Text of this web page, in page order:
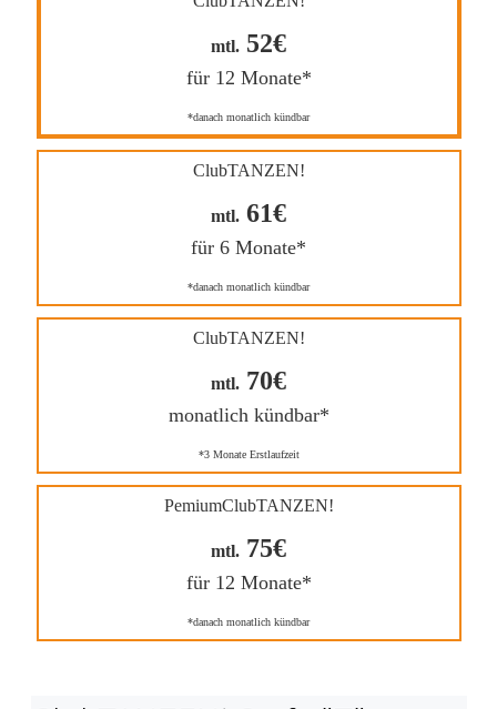
mtl. 52€
für 12 Monate*
*danach monatlich kündbar
ClubTANZEN!
mtl. 61€
für 6 Monate*
*danach monatlich kündbar
ClubTANZEN!
mtl. 70€
monatlich kündbar*
*3 Monate Erstlaufzeit
PemiumClubTANZEN!
mtl. 75€
für 12 Monate*
*danach monatlich kündbar